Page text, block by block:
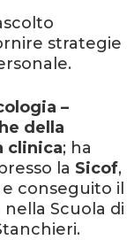
strategie
–
della
clinica; ha
la Sicof,
conseguito il
nella Scuola di